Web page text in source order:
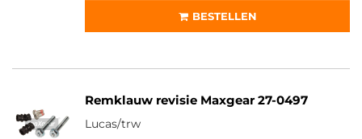
BESTELLEN
Remklauw revisie Maxgear 27-0497
Lucas/trw